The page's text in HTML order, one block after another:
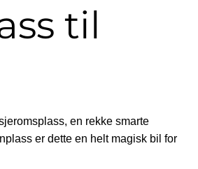
til
en rekke smarte
er dette en helt magisk bil for